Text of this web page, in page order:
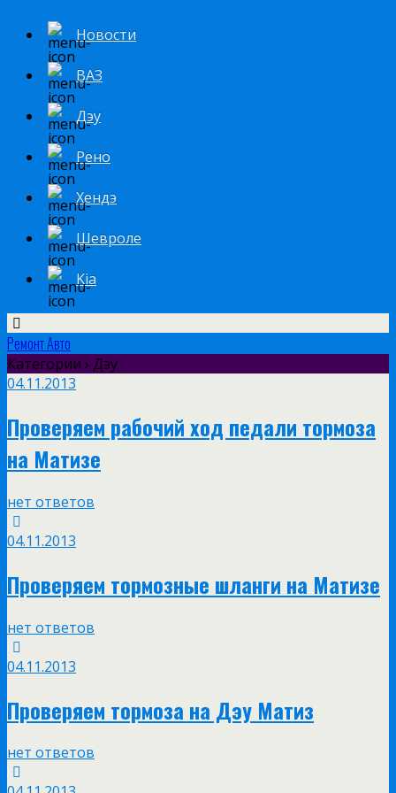
Новости
ВАЗ
Дэу
Рено
Хендэ
Шевроле
Kia
Ремонт Авто
Категории › Дэу
04.11.2013
Проверяем рабочий ход педали тормоза
на Матизе
нет ответов
04.11.2013
Проверяем тормозные шланги на Матизе
нет ответов
04.11.2013
Проверяем тормоза на Дэу Матиз
нет ответов